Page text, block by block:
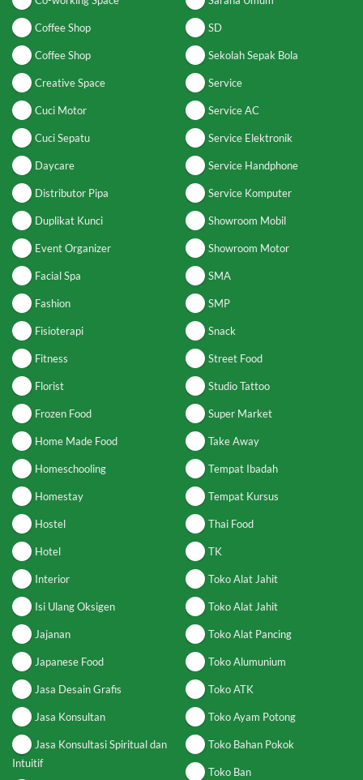
Coffee Shop
Coffee Shop
Creative Space
Cuci Motor
Cuci Sepatu
Daycare
Distributor Pipa
Duplikat Kunci
Event Organizer
Facial Spa
Fashion
Fisioterapi
Fitness
Florist
Frozen Food
Home Made Food
Homeschooling
Homestay
Hostel
Hotel
Interior
Isi Ulang Oksigen
Jajanan
Japanese Food
Jasa Desain Grafis
Jasa Konsultan
Jasa Konsultasi Spiritual dan
Intuitif
SD
Sekolah Sepak Bola
Service
Service AC
Service Elektronik
Service Handphone
Service Komputer
Showroom Mobil
Showroom Motor
SMA
SMP
Snack
Street Food
Studio Tattoo
Super Market
Take Away
Tempat Ibadah
Tempat Kursus
Thai Food
TK
Toko Alat Jahit
Toko Alat Jahit
Toko Alat Pancing
Toko Alumunium
Toko ATK
Toko Ayam Potong
Toko Bahan Pokok
Toko Ban